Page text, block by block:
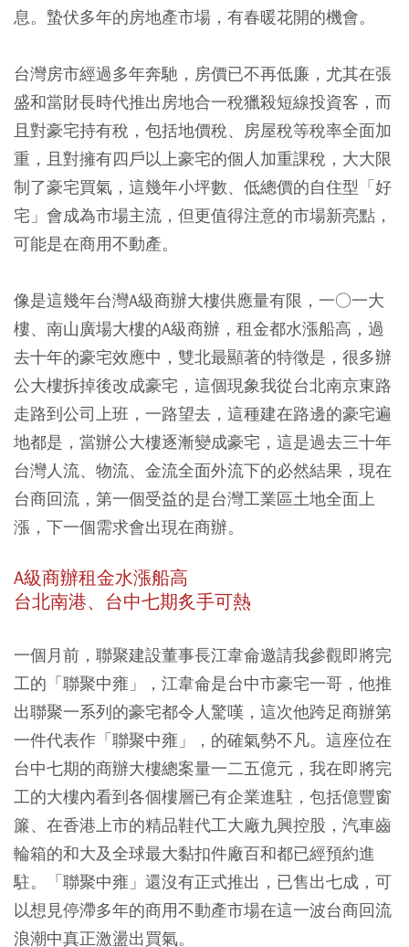
息。蟄伏多年的房地產市場，有春暖花開的機會。
台灣房市經過多年奔馳，房價已不再低廉，尤其在張
盛和當財長時代推出房地合一稅獵殺短線投資客，而
且對豪宅持有稅，包括地價稅、房屋稅等稅率全面加
重，且對擁有四戶以上豪宅的個人加重課稅，大大限
制了豪宅買氣，這幾年小坪數、低總價的自住型「好
宅」會成為市場主流，但更值得注意的市場新亮點，
可能是在商用不動產。
像是這幾年台灣A級商辦大樓供應量有限，一○一大
樓、南山廣場大樓的A級商辦，租金都水漲船高，過
去十年的豪宅效應中，雙北最顯著的特徵是，很多辦
公大樓拆掉後改成豪宅，這個現象我從台北南京東路
走路到公司上班，一路望去，這種建在路邊的豪宅遍
地都是，當辦公大樓逐漸變成豪宅，這是過去三十年
台灣人流、物流、金流全面外流下的必然結果，現在
台商回流，第一個受益的是台灣工業區土地全面上
漲，下一個需求會出現在商辦。
A級商辦租金水漲船高
台北南港、台中七期炙手可熱
一個月前，聯聚建設董事長江韋侖邀請我參觀即將完
工的「聯聚中雍」，江韋侖是台中市豪宅一哥，他推
出聯聚一系列的豪宅都令人驚嘆，這次他跨足商辦第
一件代表作「聯聚中雍」，的確氣勢不凡。這座位在
台中七期的商辦大樓總案量一二五億元，我在即將完
工的大樓內看到各個樓層已有企業進駐，包括億豐窗
簾、在香港上市的精品鞋代工大廠九興控股，汽車齒
輪箱的和大及全球最大黏扣件廠百和都已經預約進
駐。「聯聚中雍」還沒有正式推出，已售出七成，可
以想見停滯多年的商用不動產市場在這一波台商回流
浪潮中真正激盪出買氣。